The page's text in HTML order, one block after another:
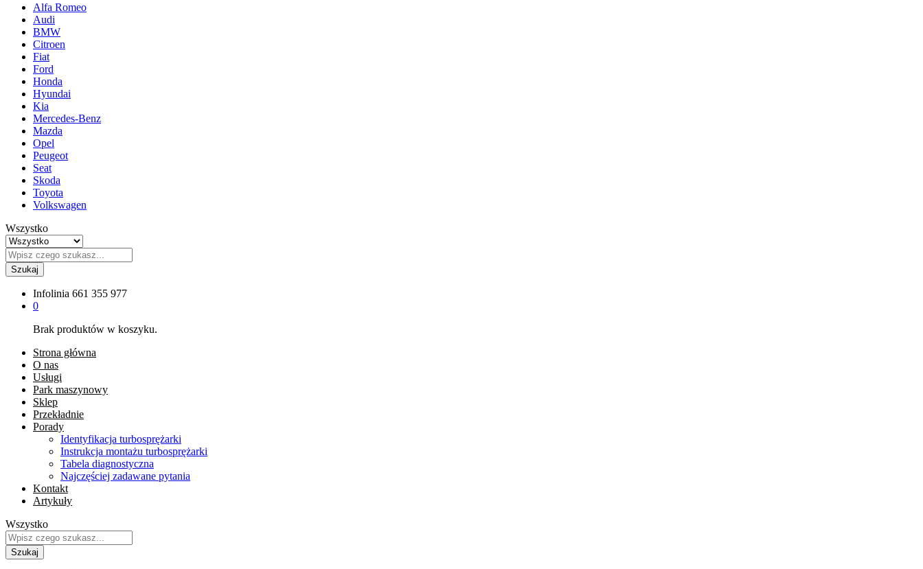
Alfa Romeo
Audi
BMW
Citroen
Fiat
Ford
Honda
Hyundai
Kia
Mercedes-Benz
Mazda
Opel
Peugeot
Seat
Skoda
Toyota
Volkswagen
Wszystko
Szukaj
Infolinia 661 355 977
0
Brak produktów w koszyku.
Strona główna
O nas
Usługi
Park maszynowy
Sklep
Przekładnie
Porady
Identyfikacja turbosprężarki
Instrukcja montażu turbosprężarki
Tabela diagnostyczna
Najczęściej zadawane pytania
Kontakt
Artykuły
Wszystko
Szukaj